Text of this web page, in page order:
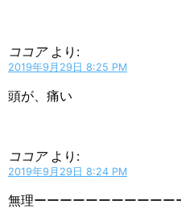
ココア より:
2019年9月29日 8:25 PM
頭が、痛い
ココア より:
2019年9月29日 8:24 PM
無理ーーーーーーーーーーー